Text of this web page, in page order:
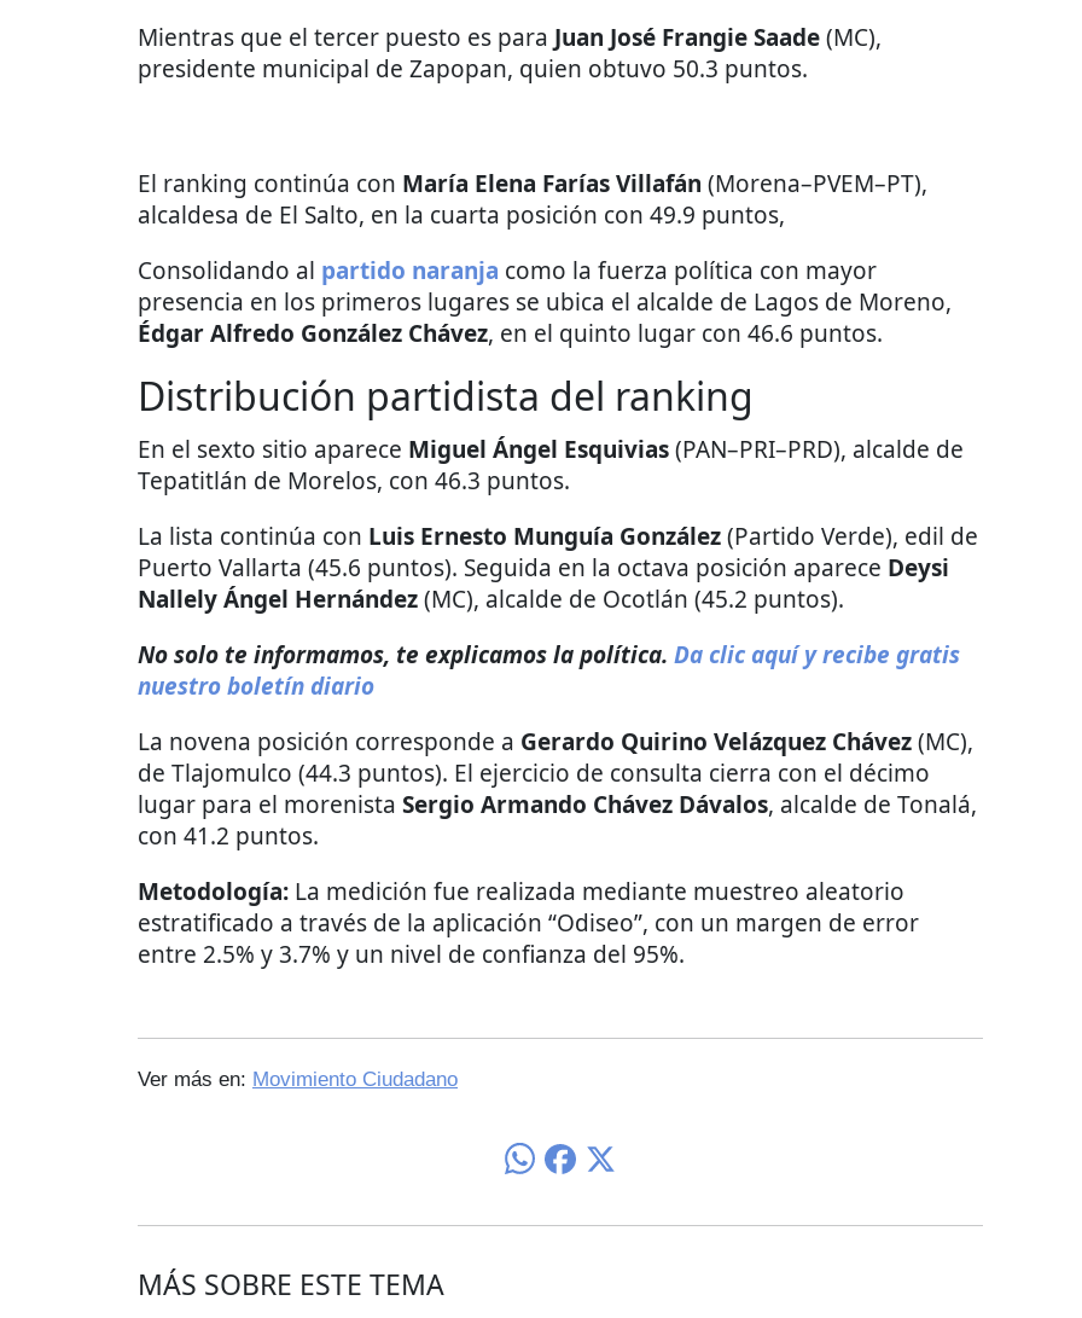
Mientras que el tercer puesto es para Juan José Frangie Saade(MC),
presidente municipal de Zapopan, quien obtuvo 50.3 puntos.
El ranking continúa con María Elena Farías Villafán (Morena–PVEM–PT),
alcaldesa de El Salto, en la cuarta posición con 49.9 puntos,
Consolidando al partido naranja como la fuerza política con mayor
presencia en los primeros lugares se ubica el alcalde de Lagos de Moreno,
Édgar Alfredo González Chávez, en el quinto lugar con 46.6 puntos.
Distribución partidista del ranking
En el sexto sitio aparece Miguel Ángel Esquivias(PAN–PRI–PRD), alcalde de
Tepatitlán de Morelos, con 46.3 puntos.
La lista continúa con Luis Ernesto Munguía González(Partido Verde), edil de
Puerto Vallarta (45.6 puntos). Seguida en la octava posición aparece Deysi
Nallely Ángel Hernández(MC), alcalde de Ocotlán (45.2 puntos).
No solo te informamos, te explicamos la política. Da clic aquí y recibe gratis
nuestro boletín diario
La novena posición corresponde a Gerardo Quirino Velázquez Chávez(MC),
de Tlajomulco (44.3 puntos). El ejercicio de consulta cierra con el décimo
lugar para el morenista Sergio Armando Chávez Dávalos, alcalde de Tonalá,
con 41.2 puntos.
Metodología: La medición fue realizada mediante muestreo aleatorio
estratificado a través de la aplicación “Odiseo”, con un margen de error
entre 2.5% y 3.7% y un nivel de confianza del 95%.
Ver más en: Movimiento Ciudadano
MÁS SOBRE ESTE TEMA